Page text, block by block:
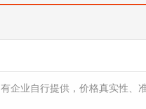
企业自行提供，价格真实性、